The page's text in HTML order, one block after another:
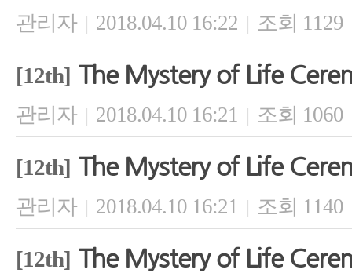
관리자 | 2018.04.10 16:22 | 조회 1129
[12th] The Mystery of Life
관리자 | 2018.04.10 16:21 | 조회 1060
[12th] The Mystery of Life
관리자 | 2018.04.10 16:21 | 조회 1140
[12th] The Mystery of Life